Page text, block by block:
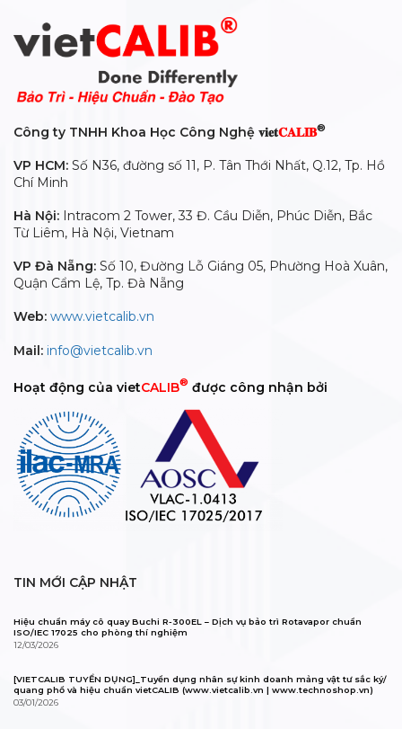
Công ty TNHH Khoa Học Công Nghệ 𝐯𝐢𝐞𝐭𝐂𝐀𝐋𝐈𝐁®
VP HCM: Số N36, đường số 11, P. Tân Thới Nhất, Q.12, Tp. Hồ
Chí Minh
Hà Nội: Intracom 2 Tower, 33 Đ. Cầu Diễn, Phúc Diễn, Bắc
Từ Liêm, Hà Nội, Vietnam
VP Đà Nẵng: Số 10, Đường Lỗ Giáng 05, Phường Hoà Xuân,
Quận Cẩm Lệ, Tp. Đà Nẵng
Web: www.vietcalib.vn
Mail: info@vietcalib.vn
Hoạt động của vietCALIB® được công nhận bởi
TIN MỚI CẬP NHẬT
Hiệu chuẩn máy cô quay Buchi R-300EL – Dịch vụ bảo trì Rotavapor chuẩn
ISO/IEC 17025 cho phòng thí nghiệm
12/03/2026
[VIETCALIB TUYỂN DỤNG]_Tuyển dụng nhân sự kinh doanh mảng vật tư sắc ký/
quang phổ và hiệu chuẩn vietCALIB (www.vietcalib.vn | www.technoshop.vn)
03/01/2026